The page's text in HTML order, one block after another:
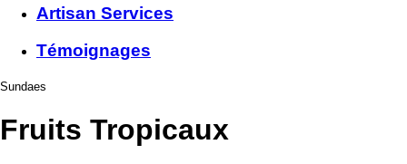
Artisan Services
Témoignages
Sundaes
Fruits Tropicaux